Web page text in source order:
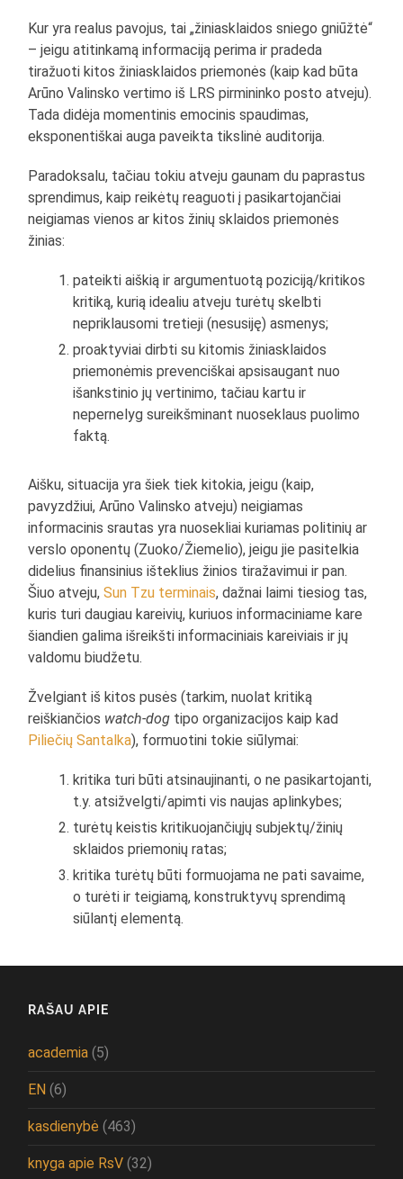
Kur yra realus pavojus, tai „žiniasklaidos sniego gniūžtė“
– jeigu atitinkamą informaciją perima ir pradeda
tiražuoti kitos žiniasklaidos priemonės (kaip kad būta
Arūno Valinsko vertimo iš LRS pirmininko posto atveju).
Tada didėja momentinis emocinis spaudimas,
eksponentiškai auga paveikta tikslinė auditorija.
Paradoksalu, tačiau tokiu atveju gaunam du paprastus
sprendimus, kaip reikėtų reaguoti į pasikartojančiai
neigiamas vienos ar kitos žinių sklaidos priemonės
žinias:
pateikti aiškią ir argumentuotą poziciją/kritikos
kritiką, kurią idealiu atveju turėtų skelbti
nepriklausomi tretieji (nesusiję) asmenys;
proaktyviai dirbti su kitomis žiniasklaidos
priemonėmis prevenciškai apsisaugant nuo
išankstinio jų vertinimo, tačiau kartu ir
nepernelyg sureikšminant nuoseklaus puolimo
faktą.
Aišku, situacija yra šiek tiek kitokia, jeigu (kaip,
pavyzdžiui, Arūno Valinsko atveju) neigiamas
informacinis srautas yra nuosekliai kuriamas politinių ar
verslo oponentų (Zuoko/Žiemelio), jeigu jie pasitelkia
didelius finansinius išteklius žinios tiražavimui ir pan.
Šiuo atveju,Sun Tzu terminais, dažnai laimi tiesiog tas,
kuris turi daugiau kareivių, kuriuos informaciniame kare
šiandien galima išreikšti informaciniais kareiviais ir jų
valdomu biudžetu.
Žvelgiant iš kitos pusės (tarkim, nuolat kritiką
reiškiančios watch-dog tipo organizacijos kaip kad
Piliečių Santalka), formuotini tokie siūlymai:
kritika turi būti atsinaujinanti, o ne pasikartojanti,
t.y. atsižvelgti/apimti vis naujas aplinkybes;
turėtų keistis kritikuojančiųjų subjektų/žinių
sklaidos priemonių ratas;
kritika turėtų būti formuojama ne pati savaime,
o turėti ir teigiamą, konstruktyvų sprendimą
siūlantį elementą.
RAŠAU APIE
academia (5)
EN (6)
kasdienybė (463)
knyga apie RsV (32)